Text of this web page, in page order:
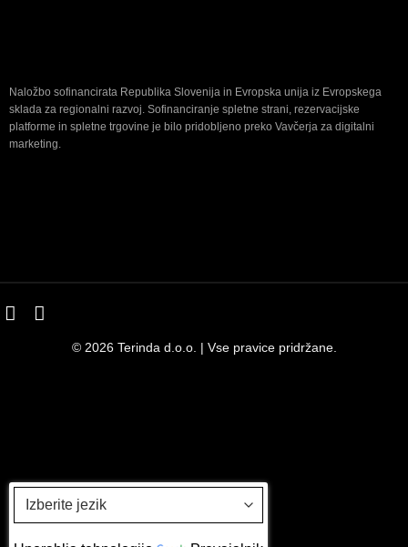
Naložbo sofinancirata Republika Slovenija in Evropska unija iz Evropskega
sklada za regionalni razvoj. Sofinanciranje spletne strani, rezervacijske
platforme in spletne trgovine je bilo pridobljeno preko Vavčerja za digitalni
marketing.
© 2026 Terinda d.o.o. | Vse pravice pridržane.